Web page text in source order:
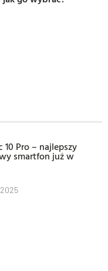
10 Pro – najlepszy
smartfon już w